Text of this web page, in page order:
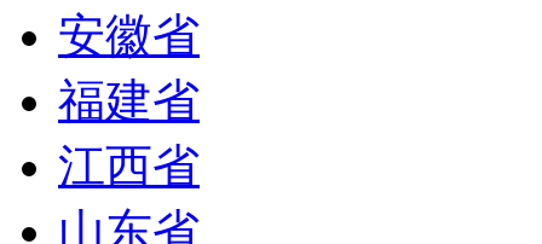
安徽省
福建省
江西省
山东省